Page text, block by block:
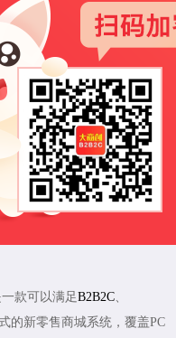
一款可以满足B2B2C
的新零售商城系统，覆盖PC